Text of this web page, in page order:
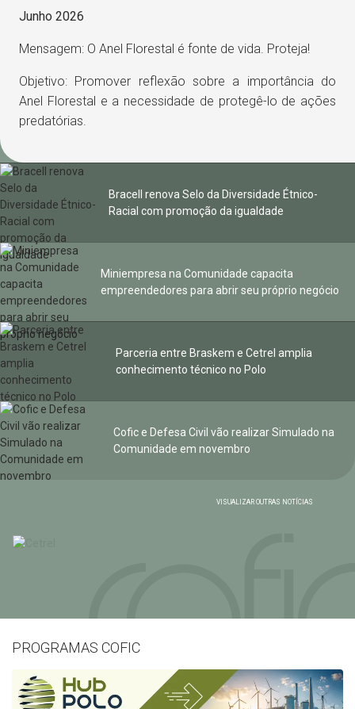
Junho 2026
Mensagem: O Anel Florestal é fonte de vida. Proteja!
Objetivo: Promover reflexão sobre a importância do
Anel Florestal e a necessidade de protegê-lo de ações
predatórias.
Bracell renova Selo da Diversidade Étnico-
Racial com promoção da igualdade
Miniempresa na Comunidade capacita
empreendedores para abrir seu próprio negócio
Parceria entre Braskem e Cetrel amplia
conhecimento técnico no Polo
Cofic e Defesa Civil vão realizar Simulado na
Comunidade em novembro
VISUALIZAR OUTRAS NOTÍCIAS
PROGRAMAS COFIC